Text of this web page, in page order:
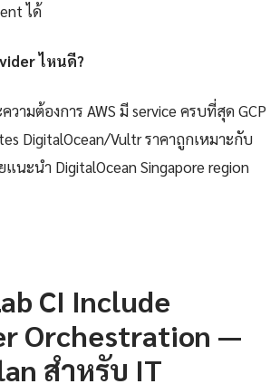
ได้
ไหนดี?
ามต้องการ AWS มี service ครบที่สุด GCP
DigitalOcean/Vultr ราคาถูกเหมาะกับ
นะนำ DigitalOcean Singapore region
CI Include
Orchestration —
สำหรับ IT